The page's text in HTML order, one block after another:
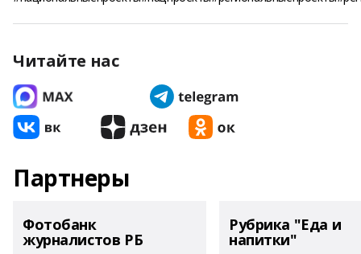
Читайте нас
Партнеры
Фотобанк
журналистов РБ
Рубрика "Еда и
напитки"